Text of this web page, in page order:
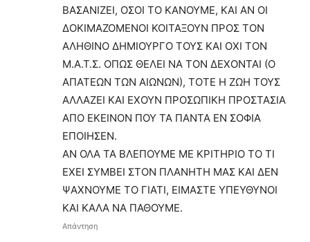
ΒΑΣΑΝΙΖΕΙ, ΟΣΟΙ ΤΟ ΚΑΝΟΥΜΕ, ΚΑΙ ΑΝ ΟΙ
ΔΟΚΙΜΑΖΟΜΕΝΟΙ ΚΟΙΤΑΞΟΥΝ ΠΡΟΣ ΤΟΝ
ΑΛΗΘΙΝΟ ΔΗΜΙΟΥΡΓΟ ΤΟΥΣ ΚΑΙ ΟΧΙ ΤΟΝ
Μ.Α.Τ.Σ. ΟΠΩΣ ΘΕΛΕΙ ΝΑ ΤΟΝ ΔΕΧΟΝΤΑΙ (Ο
ΑΠΑΤΕΩΝ ΤΩΝ ΑΙΩΝΩΝ), ΤΟΤΕ Η ΖΩΗ ΤΟΥΣ
ΑΛΛΑΖΕΙ ΚΑΙ ΕΧΟΥΝ ΠΡΟΣΩΠΙΚΗ ΠΡΟΣΤΑΣΙΑ
ΑΠΟ ΕΚΕΙΝΟΝ ΠΟΥ ΤΑ ΠΑΝΤΑ ΕΝ ΣΟΦΙΑ
ΕΠΟΙΗΣΕΝ.
ΑΝ ΟΛΑ ΤΑ ΒΛΕΠΟΥΜΕ ΜΕ ΚΡΙΤΗΡΙΟ ΤΟ ΤΙ
ΕΧΕΙ ΣΥΜΒΕΙ ΣΤΟΝ ΠΛΑΝΗΤΗ ΜΑΣ ΚΑΙ ΔΕΝ
ΨΑΧΝΟΥΜΕ ΤΟ ΓΙΑΤΙ, ΕΙΜΑΣΤΕ ΥΠΕΥΘΥΝΟΙ
ΚΑΙ ΚΑΛΑ ΝΑ ΠΑΘΟΥΜΕ.
Απάντηση